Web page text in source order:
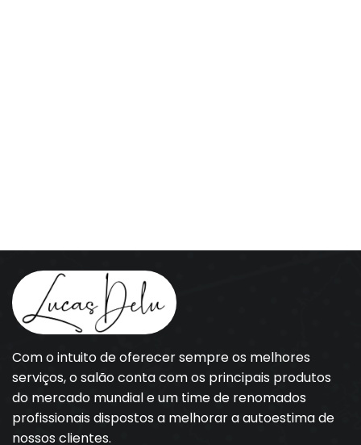
Com o intuito de oferecer sempre os melhores
serviços, o salão conta com os principais produtos
do mercado mundial e um time de renomados
profissionais dispostos a melhorar a autoestima de
nossos clientes.